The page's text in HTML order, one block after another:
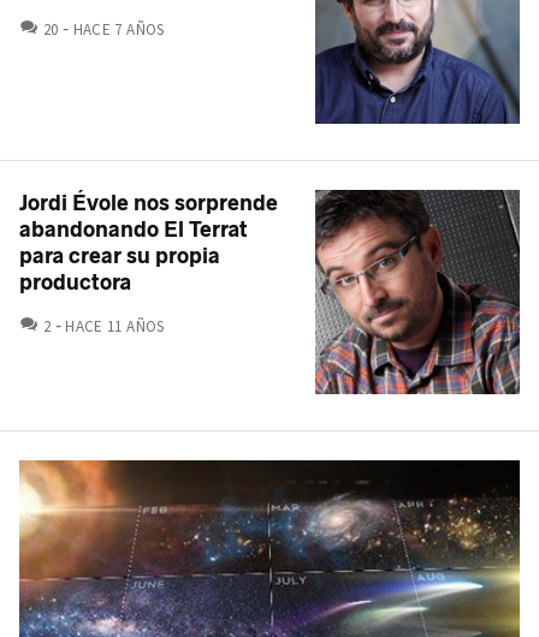
20 COMENTARIOS
HACE 7 AÑOS
Jordi Évole nos sorprende
abandonando El Terrat
para crear su propia
productora
2 COMENTARIOS
HACE 11 AÑOS